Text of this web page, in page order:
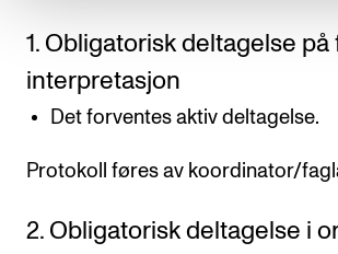
1. Obligatorisk deltagelse
interpretasjon
Det forventes aktiv deltagelse.
Protokoll føres av koordinator/
2. Obligatorisk deltagelse i